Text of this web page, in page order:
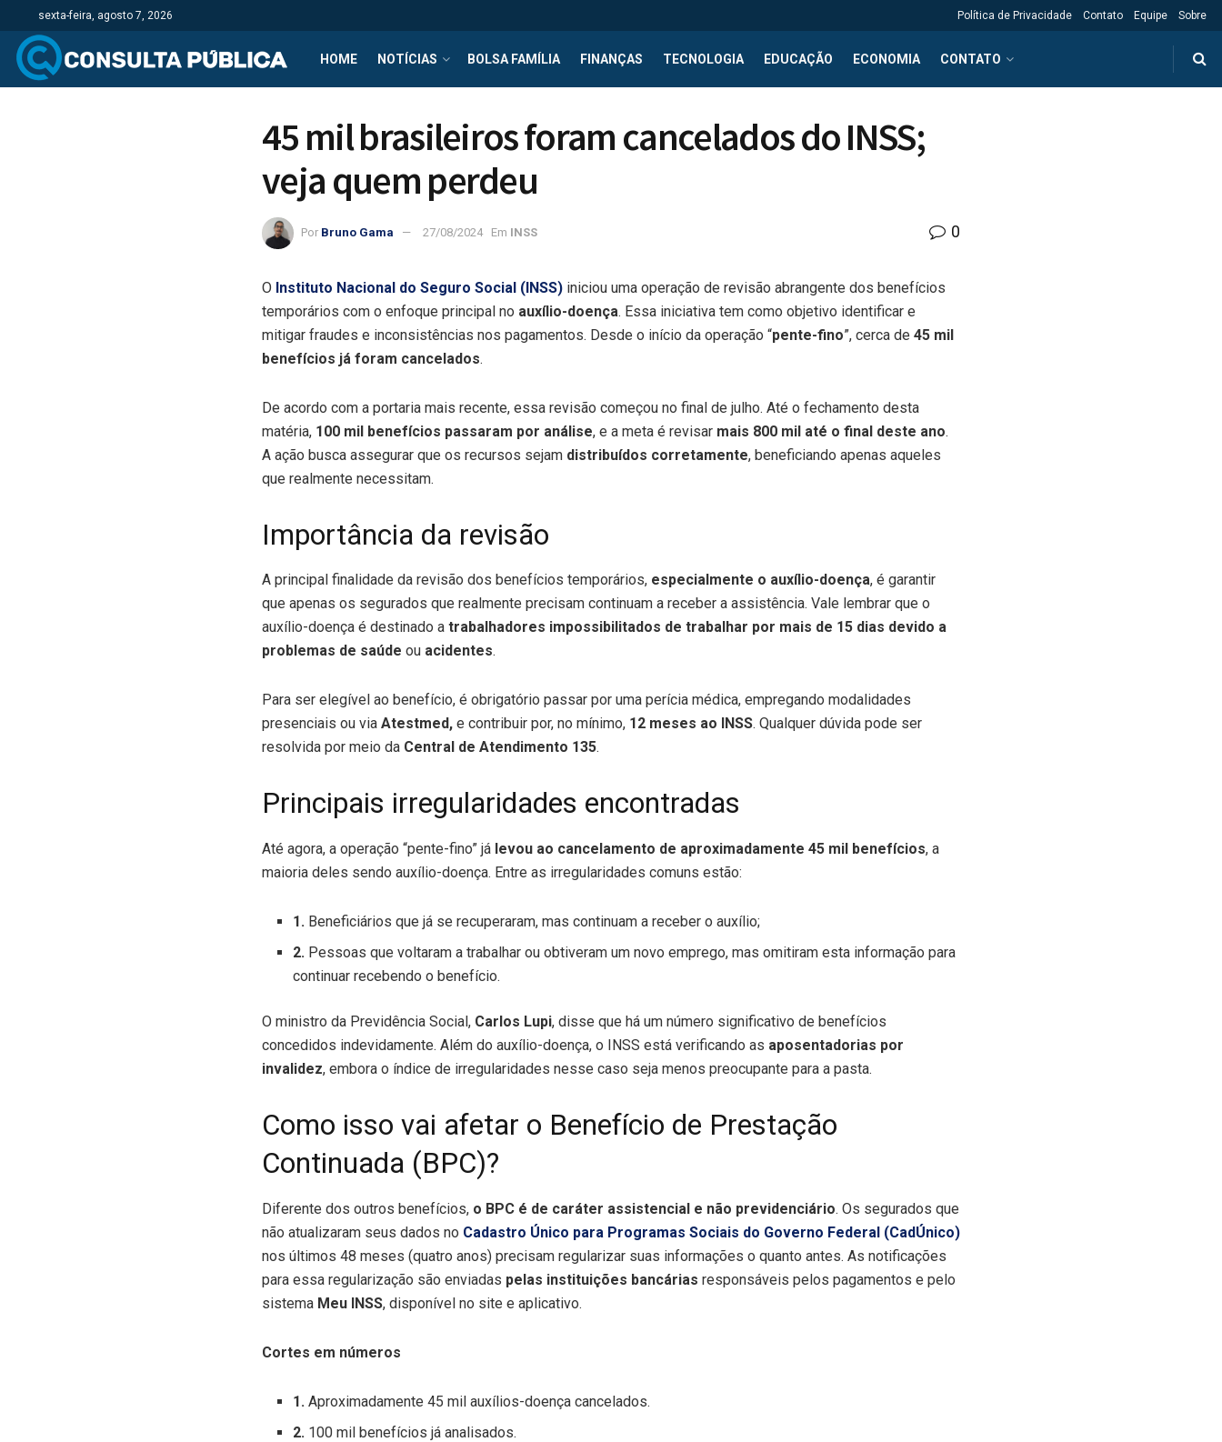
sexta-feira, agosto 7, 2026 Política de Privacidade Contato Equipe Sobre
HOME NOTÍCIAS BOLSA FAMÍLIA FINANÇAS TECNOLOGIA EDUCAÇÃO ECONOMIA CONTATO
45 mil brasileiros foram cancelados do INSS;
veja quem perdeu
Por Bruno Gama 27/08/2024 Em INSS 0
O Instituto Nacional do Seguro Social (INSS) iniciou uma operação de revisão abrangente dos benefícios
temporários com o enfoque principal no auxílio-doença. Essa iniciativa tem como objetivo identificar e
mitigar fraudes e inconsistências nos pagamentos. Desde o início da operação “pente-fino”, cerca de 45 mil
benefícios já foram cancelados.
De acordo com a portaria mais recente, essa revisão começou no final de julho. Até o fechamento desta
matéria, 100 mil benefícios passaram por análise, e a meta é revisar mais 800 mil até o final deste ano.
A ação busca assegurar que os recursos sejam distribuídos corretamente, beneficiando apenas aqueles
que realmente necessitam.
Importância da revisão
A principal finalidade da revisão dos benefícios temporários, especialmente o auxílio-doença, é garantir
que apenas os segurados que realmente precisam continuam a receber a assistência. Vale lembrar que o
auxílio-doença é destinado a trabalhadores impossibilitados de trabalhar por mais de 15 dias devido a
problemas de saúde ou acidentes.
Para ser elegível ao benefício, é obrigatório passar por uma perícia médica, empregando modalidades
presenciais ou via Atestmed, e contribuir por, no mínimo, 12 meses ao INSS. Qualquer dúvida pode ser
resolvida por meio da Central de Atendimento 135.
Principais irregularidades encontradas
Até agora, a operação “pente-fino” já levou ao cancelamento de aproximadamente 45 mil benefícios, a
maioria deles sendo auxílio-doença. Entre as irregularidades comuns estão:
1. Beneficiários que já se recuperaram, mas continuam a receber o auxílio;
2. Pessoas que voltaram a trabalhar ou obtiveram um novo emprego, mas omitiram esta informação para
continuar recebendo o benefício.
O ministro da Previdência Social, Carlos Lupi, disse que há um número significativo de benefícios
concedidos indevidamente. Além do auxílio-doença, o INSS está verificando as aposentadorias por
invalidez, embora o índice de irregularidades nesse caso seja menos preocupante para a pasta.
Como isso vai afetar o Benefício de Prestação
Continuada (BPC)?
Diferente dos outros benefícios, o BPC é de caráter assistencial e não previdenciário. Os segurados que
não atualizaram seus dados no Cadastro Único para Programas Sociais do Governo Federal (CadÚnico)
nos últimos 48 meses (quatro anos) precisam regularizar suas informações o quanto antes. As notificações
para essa regularização são enviadas pelas instituições bancárias responsáveis pelos pagamentos e pelo
sistema Meu INSS, disponível no site e aplicativo.
Cortes em números
1.Aproximadamente 45 mil auxílios-doença cancelados.
2. 100 mil benefícios já analisados.